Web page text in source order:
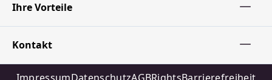
Ihre Vorteile
Kontakt